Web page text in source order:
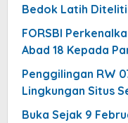
Bedok Latih
FORSBI
Abad 18 Kepada
Penggilingan RW
Lingkungan Situs
Buka Sejak 9